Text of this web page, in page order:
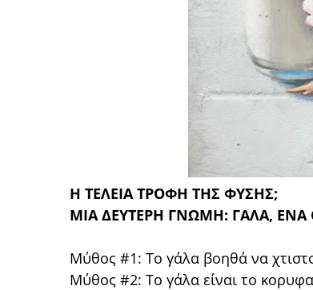
Η ΤΕΛΕΙΑ ΤΡΟΦΗ ΤΗΣ ΦΥΣΗΣ;
ΜΙΑ ΔΕΥΤΕΡΗ ΓΝΩΜΗ: ΓΑΛΑ,
Μύθος #1: Το γάλα βοηθά να
Μύθος #2: Το γάλα είναι το